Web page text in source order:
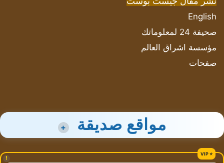
English
صحيفة 24 لمعلوماتك
مؤسسة اشراق العالم
صفحات
مواقع صديقة +
!